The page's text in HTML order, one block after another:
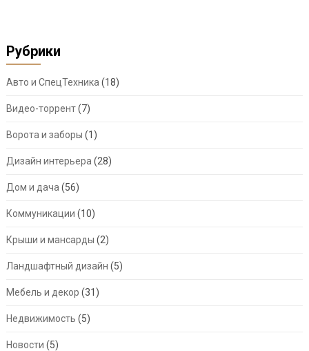
Рубрики
Авто и СпецТехника (18)
Видео-торрент(7)
Ворота и заборы (1)
Дизайн интерьера (28)
Дом и дача (56)
Коммуникации (10)
Крыши и мансарды (2)
Ландшафтный дизайн (5)
Мебель и декор (31)
Недвижимость (5)
Новости (5)